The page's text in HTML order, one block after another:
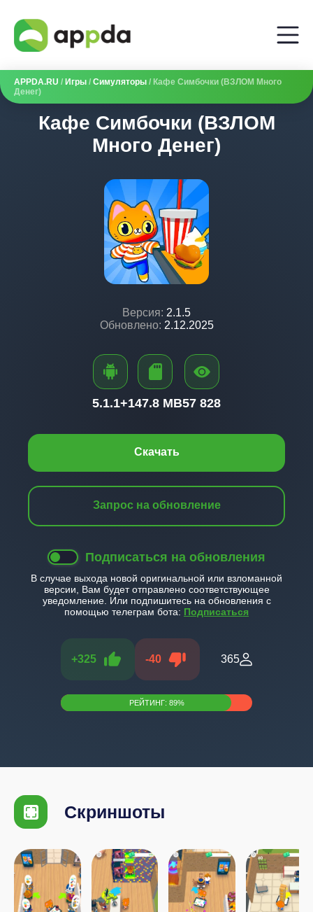
APPDA.RU / Игры / Симуляторы / Кафе Симбочки (ВЗЛОМ Много
Денег)
Кафе Симбочки (ВЗЛОМ
Много Денег)
Версия: 2.1.5
Обновлено: 2.12.2025
Скачать
Запрос на обновление
Подписаться на обновления
В случае выхода новой оригинальной или взломанной
версии, Вам будет отправлено соответствующее
уведомление. Или подпишитесь на обновления с
помощью телеграм бота: Подписаться
+325 -40 365
РЕЙТИНГ: 89%
5.1.1+147.8 MB57 828
Скриншоты